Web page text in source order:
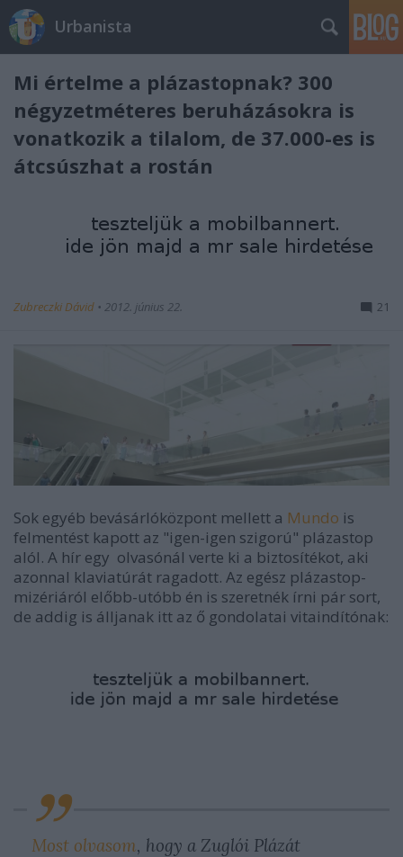
Urbanista
Mi értelme a plázastopnak? 300
négyzetméteres beruházásokra is
vonatkozik a tilalom, de 37.000-es is
átcsúszhat a rostán
Zubreczki Dávid • 2012. június 22. 21
Sok egyéb bevásárlóközpont mellett a Mundo is
felmentést kapott az "igen-igen szigorú" plázastop
alól. A hír egy olvasónál verte ki a biztosítékot, aki
azonnal klaviatúrát ragadott. Az egész plázastop-
mizériáról előbb-utóbb én is szeretnék írni pár sort,
de addig is álljanak itt az ő gondolatai vitaindítónak:
Most olvasom, hogy a Zuglói Plázát